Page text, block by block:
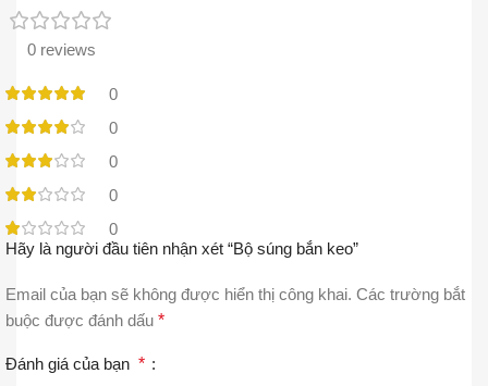
0 reviews
0
0
0
0
0
Hãy là người đầu tiên nhận xét “Bộ súng bắn keo”
Email của bạn sẽ không được hiển thị công khai. Các trường bắt
buộc được đánh dấu *
Đánh giá của bạn *